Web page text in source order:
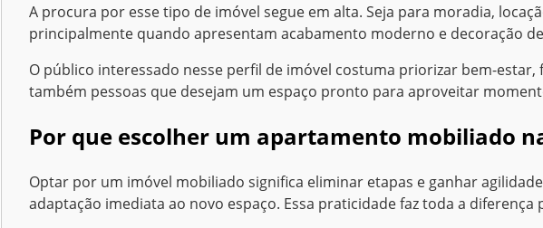
A procura por esse tipo de imóvel segue em alta. Seja para moradia,
principalmente quando apresentam acabamento moderno e decoração
O público interessado nesse perfil de imóvel costuma priorizar bem-
também pessoas que desejam um espaço pronto para aproveitar
Por que escolher um apartamento mobiliado
Optar por um imóvel mobiliado significa eliminar etapas e ganhar
adaptação imediata ao novo espaço. Essa praticidade faz toda a